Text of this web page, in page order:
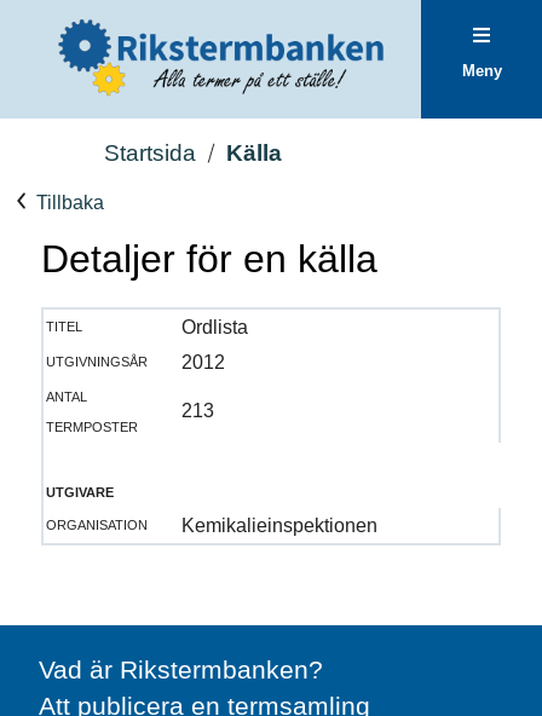
Meny
Startsida Källa
Tillbaka
Detaljer för en källa
titel
Ordlista
utgivningsår
2012
antal
termposter
213
utgivare
organisation
Kemikalieinspektionen
Vad är Rikstermbanken?
Att publicera en termsamling